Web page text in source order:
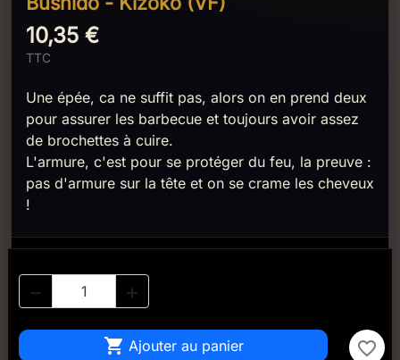
10,35 €
TTC
Une épée, ca ne suffit pas, alors on en prend deux
pour assurer les barbecue et toujours avoir assez
de brochettes à cuire.
L'armure, c'est pour se protéger du feu, la preuve :
pas d'armure sur la tête et on se crame les cheveux
!
 
 Ajouter au panier favorite_border